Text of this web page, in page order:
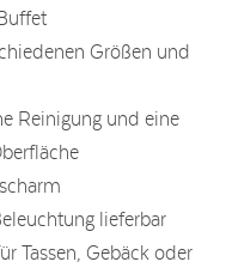
Größen und
Reinigung und eine
lieferbar
Tassen, Gebäck oder